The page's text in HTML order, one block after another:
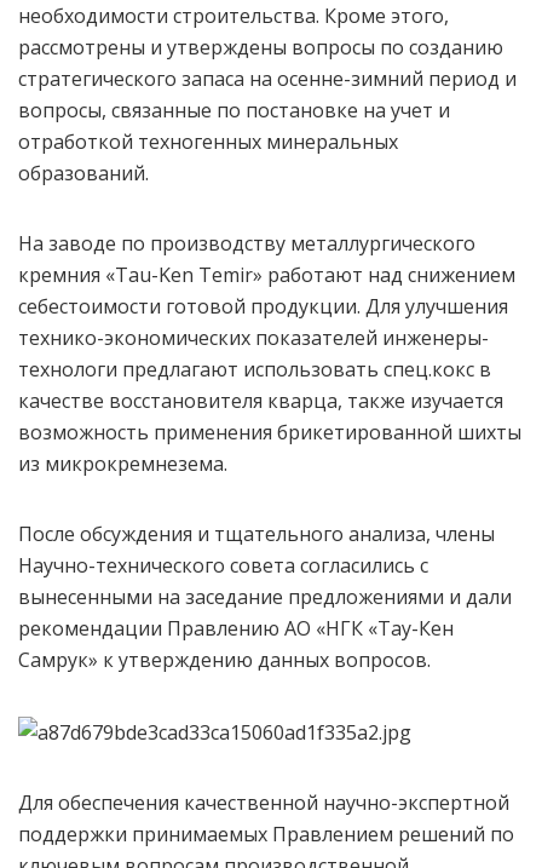
необходимости строительства. Кроме этого,
рассмотрены и утверждены вопросы по созданию
стратегического запаса на осенне-зимний период и
вопросы, связанные по постановке на учет и
отработкой техногенных минеральных
образований.
На заводе по производству металлургического
кремния «Tau-Ken Temir» работают над снижением
себестоимости готовой продукции. Для улучшения
технико-экономических показателей инженеры-
технологи предлагают использовать спец.кокс в
качестве восстановителя кварца, также изучается
возможность применения брикетированной шихты
из микрокремнезема.
После обсуждения и тщательного анализа, члены
Научно-технического совета согласились с
вынесенными на заседание предложениями и дали
рекомендации Правлению АО «НГК «Тау-Кен
Самрук» к утверждению данных вопросов.
Для обеспечения качественной научно-экспертной
поддержки принимаемых Правлением решений по